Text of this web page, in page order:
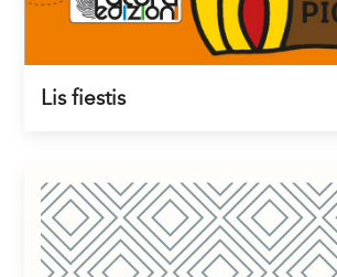
Lis fiestis